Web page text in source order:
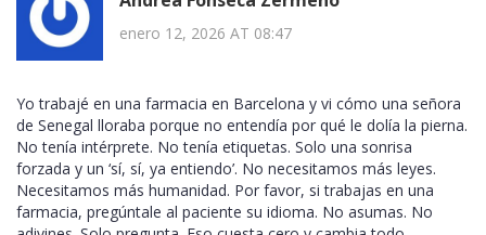
enero 12, 2026 AT 08:47
Yo trabajé en una farmacia en Barcelona y vi cómo una señora
de Senegal lloraba porque no entendía por qué le dolía la pierna.
No tenía intérprete. No tenía etiquetas. Solo una sonrisa
forzada y un ‘sí, sí, ya entiendo’. No necesitamos más leyes.
Necesitamos más humanidad. Por favor, si trabajas en una
farmacia, pregúntale al paciente su idioma. No asumas. No